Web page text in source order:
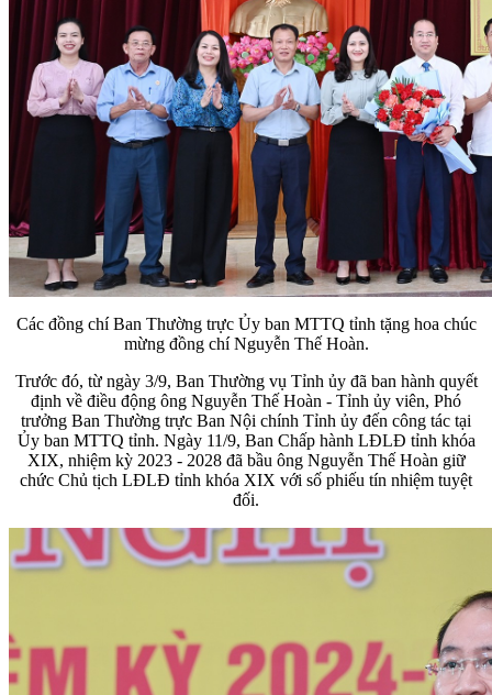
Các đồng chí Ban Thường trực Ủy ban MTTQ tỉnh tặng hoa chúc
mừng đồng chí Nguyễn Thế Hoàn.
Trước đó, từ ngày 3/9, Ban Thường vụ Tỉnh ủy đã ban hành quyết
định về điều động ông Nguyễn Thế Hoàn - Tỉnh ủy viên, Phó
trưởng Ban Thường trực Ban Nội chính Tỉnh ủy đến công tác tại
Ủy ban MTTQ tỉnh. Ngày 11/9, Ban Chấp hành LĐLĐ tỉnh khóa
XIX, nhiệm kỳ 2023 - 2028 đã bầu ông Nguyễn Thế Hoàn giữ
chức Chủ tịch LĐLĐ tỉnh khóa XIX với số phiếu tín nhiệm tuyệt
đối.